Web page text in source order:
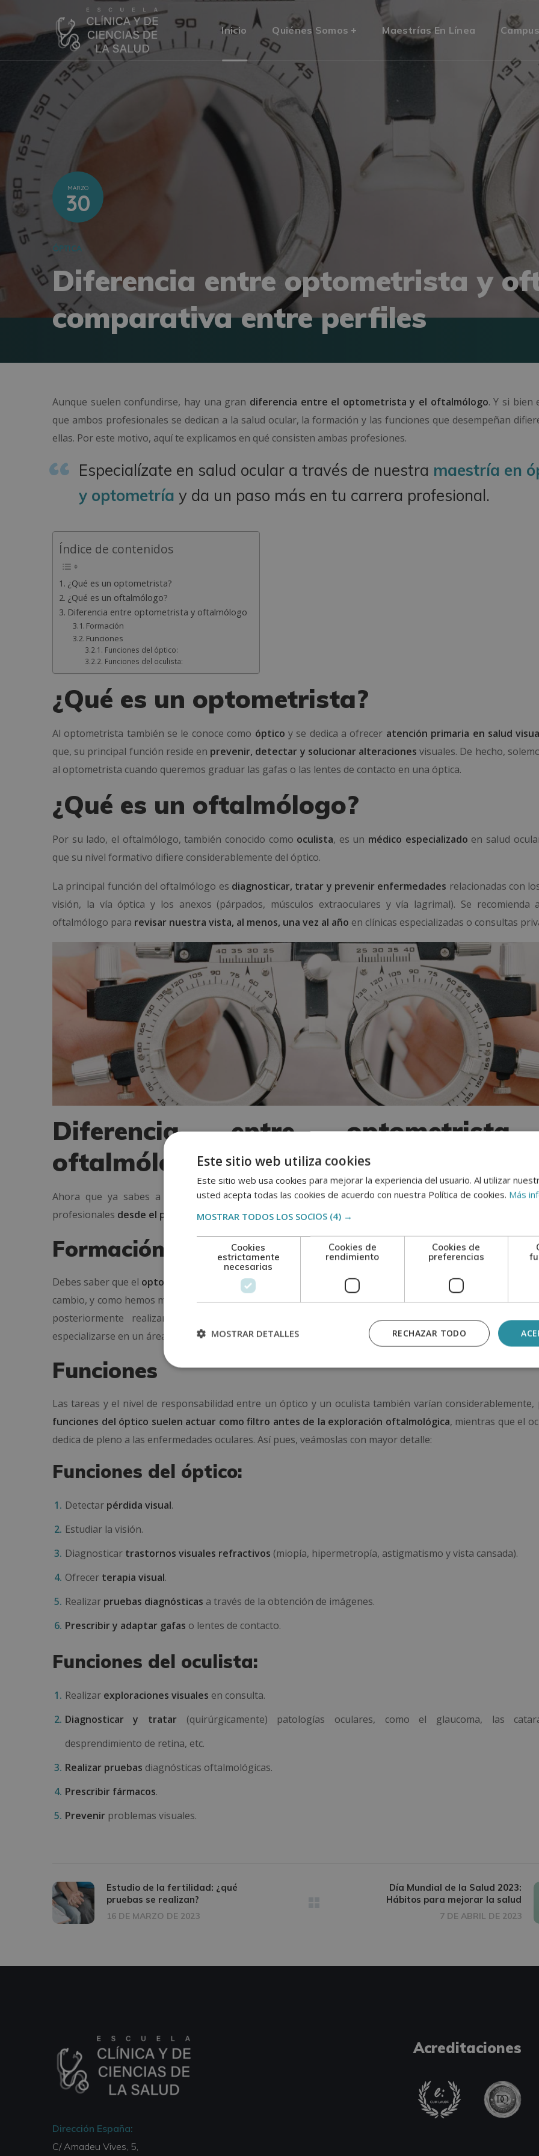
Inicio Quiénes Somos Maestrías En Línea Campus
MARZO
30
ÓPTICA
Diferencia entre optometrista y
comparativa entre perfiles
Aunque suelen confundirse, hay una gran diferencia entre el optometrista y el oftalmólogo. Y si bien
que ambos profesionales se dedican a la salud ocular, la formación y las funciones que desempeñan
ellas. Por este motivo, aquí te explicamos en qué consisten ambas profesiones.
Especialízate en salud ocular a través de nuestra maestría en
y optometría y da un paso más en tu carrera profesional.
Índice de contenidos
¿Qué es un optometrista?
¿Qué es un oftalmólogo?
Diferencia entre optometrista y oftalmólogo
Formación
Funciones
Funciones del óptico:
Funciones del oculista:
¿Qué es un optometrista?
Al optometrista también se le conoce como óptico y se dedica a ofrecer atención primaria en salud
que, su principal función reside en prevenir, detectar y solucionar alteraciones visuales. De hecho,
al optometrista cuando queremos graduar las gafas o las lentes de contacto en una óptica.
¿Qué es un oftalmólogo?
Por su lado, el oftalmólogo, también conocido como oculista, es un médico especializado en salud
que su nivel formativo difiere considerablemente del óptico.
La principal función del oftalmólogo es diagnosticar, tratar y prevenir enfermedades relacionadas con
visión, la vía óptica y los anexos (párpados, músculos extraoculares y vía lagrimal). Se recomienda
oftalmólogo para revisar nuestra vista, al menos, una vez al año en clínicas especializadas o consultas
Diferencia entre
oftalmólogo
Ahora que ya sabes a qué se dedica tanto el óptico como el oculista, veamos las diferencias
profesionales desde el punto de vista formativo y laboral:
Formación
Debes saber que el optometrista no es médico
, sino un profesional que se ha graduado en óptica y
cambio, y como hemos mencionado, unoftalmólogo es un médico especializado, lo que implica estudiar
posteriormente realizar un máster o especialización en oftalmología. Asimismo, este
especializarse en un área específica del ojo o la visión través de una subespecialidad.
Funciones
Las tareas y el nivel de responsabilidad entre un óptico y un oculista también varían considerablemente,
funciones del óptico suelen actuar como filtro antes de la exploración oftalmológica, mientras que el
dedica de pleno a las enfermedades oculares. Así pues, veámoslas con mayor detalle:
Funciones del óptico:
Detectar pérdida visual.
Estudiar la visión.
Diagnosticar trastornos visuales refractivos (miopía, hipermetropía, astigmatismo y vista cansada).
Ofrecer terapia visual.
Realizar pruebas diagnósticas a través de la obtención de imágenes.
Prescribir y adaptar gafas o lentes de contacto.
Funciones del oculista:
Realizar exploraciones visuales en consulta.
Diagnosticar y tratar (quirúrgicamente) patologías oculares, como el glaucoma, las
desprendimiento de retina, etc.
Realizar pruebas diagnósticas oftalmológicas.
Prescribir fármacos.
Prevenirproblemas visuales.
Estudio de la fertilidad: ¿qué
pruebas se realizan?
16 DE MARZO DE 2023
Día Mundial de la Salud 2023:
Hábitos para mejorar la salud
7 DE ABRIL DE 2023
Dirección España:
C/ Amadeu Vives, 5,
Acreditaciones
Este sitio web utiliza cookies
Este sitio web usa cookies para mejorar la experiencia del usuario. Al utilizar
usted acepta todas las cookies de acuerdo con nuestra Política de cookies. Más
MOSTRAR TODOS LOS SOCIOS (4) →
Cookies
estrictamente
necesarias
Cookies de
rendimiento
Cookies de
preferencias
RECHAZAR TODO
MOSTRAR DETALLES